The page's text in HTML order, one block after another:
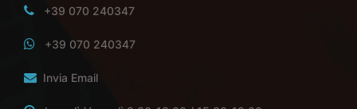
+39 070 240347
+39 070 240347
Invia Email